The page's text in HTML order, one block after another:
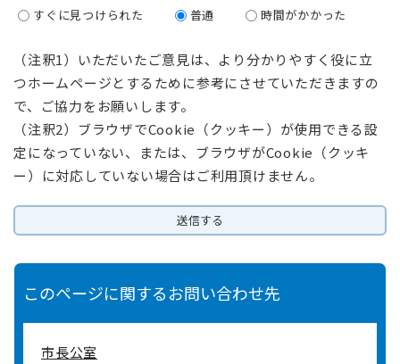
すぐに見つけられた
普通 時間がかかった
（注釈1）いただいたご意見は、より分かりやすく役に立
つホームページとするために参考にさせていただきますの
で、ご協力をお願いします。
（注釈2）ブラウザでCookie（クッキー）が使用できる設
定になっていない、または、ブラウザがCookie（クッキ
ー）に対応していない場合はご利用頂けません。
このページに関するお問い合わせ先
市長公室